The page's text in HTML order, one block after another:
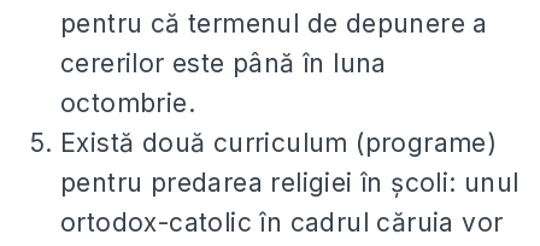
pentru că termenul de depunere a
cererilor este până în luna
octombrie.
Există două curriculum (programe)
pentru predarea religiei în şcoli: unul
ortodox-catolic în cadrul căruia vor